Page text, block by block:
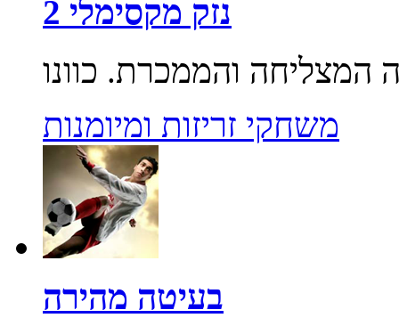
נזק מקסימלי 2
משחקי זריזות ומיומנות
בעיטה מהירה